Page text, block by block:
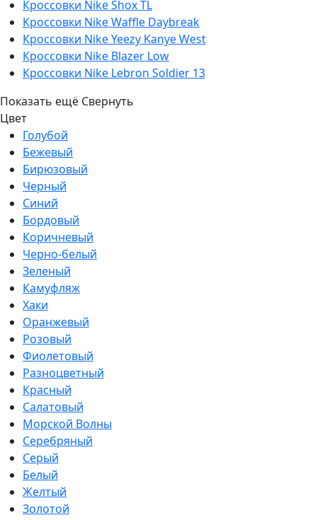
Кроссовки Nike Shox TL
Кроссовки Nike Waffle Daybreak
Кроссовки Nike Yeezy Kanye West
Кроссовки Nike Blazer Low
Кроссовки Nike Lebron Soldier 13
Показать ещё Свернуть
Цвет
Голубой
Бежевый
Бирюзовый
Черный
Синий
Бордовый
Коричневый
Черно-белый
Зеленый
Камуфляж
Хаки
Оранжевый
Розовый
Фиолетовый
Разноцветный
Красный
Салатовый
Морской Волны
Серебряный
Серый
Белый
Желтый
Золотой